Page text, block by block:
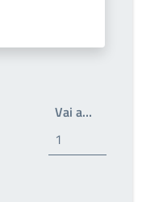
pagina
Vai a…